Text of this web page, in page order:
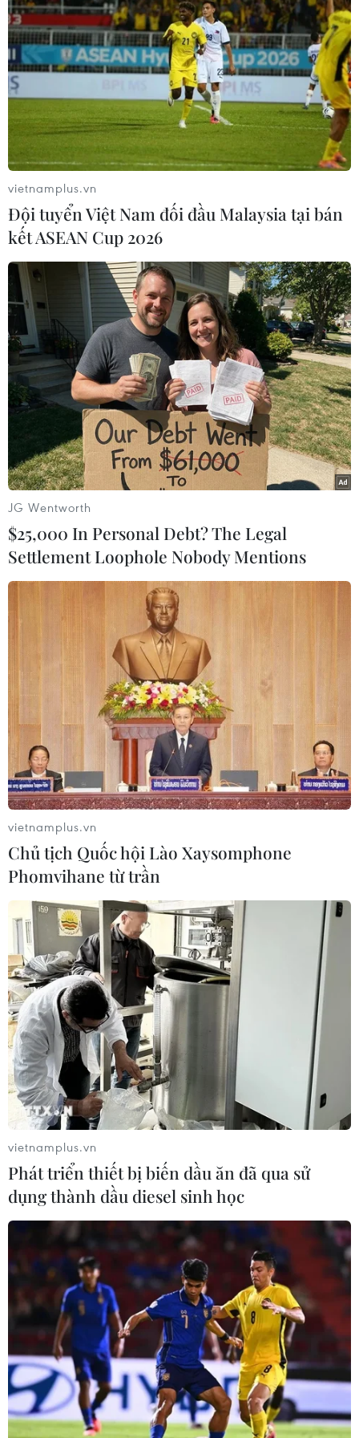
#Xe khách lao xuống vực
#Bộ Công an
#Ủy ban An toàn Giao thông Quốc gia
TP. Đà Nẵng
Theo dõi VietnamPlus
TIN LIÊN QUAN
Vụ xe khách lao xuống vực: Đà Nẵng khẩn
trương cứu chữa 12 người bị thương
23/01/2024 02:02
Rạng sáng 23/1, chiếc xe khách giường nằm 47B-01067
đang chạy tuyến Đắk Lắk-Thừa Thiên-Huế, trên xe có 22
người, bất ngờ lao xuống vực khiến ba người chết và
nhiều người bị thương.
Hiện trường vụ xe khách chở 22
người lao xuống vực ở Cao tốc La Sơn-Túy
Loan
23/01/2024 00:57
Chiếc xe khách giường nằm biển kiểm soát 47B-01067
đang chạy tuyến Đắk Lắk-Thừa Thiên-Huế đã bất ngờ
lao xuống vực khiến 3 người chết, nhiều người bị
thương.
vietnamplus.vn
Đội tuyển Việt Nam đối đầu Malaysia tại bán
kết ASEAN Cup 2026
JG Wentworth
$25,000 In Personal Debt? The Legal
Settlement Loophole Nobody Mentions
vietnamplus.vn
Chủ tịch Quốc hội Lào Xaysomphone
Phomvihane từ trần
vietnamplus.vn
Phát triển thiết bị biến dầu ăn đã qua sử
dụng thành dầu diesel sinh học